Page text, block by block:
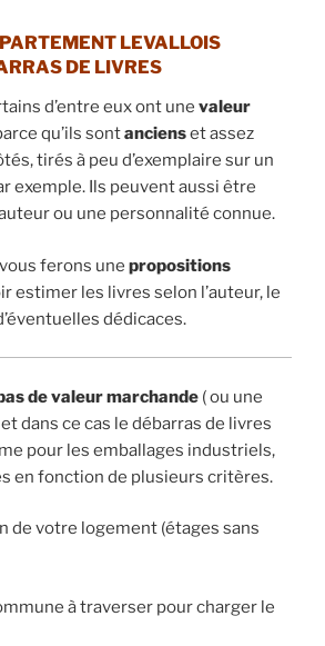
LEVALLOIS
DE LIVRES
d’entre eux ont une valeur
qu’ils sontancienset assez
tirés à peu d’exemplaire sur un
exemple. Ils peuvent aussi être
ou une personnalité connue.
ferons une propositions
estimer les livres selon l’auteur, le
dédicaces.
de valeur marchande ( ou une
dans ce cas le débarras de livres
pour les emballages industriels,
en fonction de plusieurs critères.
de votre logement (étages sans
à traverser pour charger le